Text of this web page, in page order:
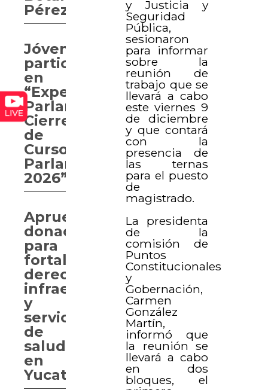
y Justicia y
Seguridad
Pública,
sesionaron
para informar
sobre la
reunión de
trabajo que se
llevará a cabo
este viernes 9
de diciembre
y que contará
con la
presencia de
las ternas
para el puesto
de
magistrado.
La presidenta
de la
comisión de
Puntos
Constitucionales
y
Gobernación,
Carmen
González
Martín,
informó que
la reunión se
llevará a cabo
en dos
bloques, el
Pérez”
Jóvenes
participan
en
“Experiencia
Parlamentaria.
Cierre
de
Curso
Parlamentario
2026”
Aprueban
donaciones
para
fortalecer
derechos,
infraestructura
y
servicios
de
salud
en
Yucatán